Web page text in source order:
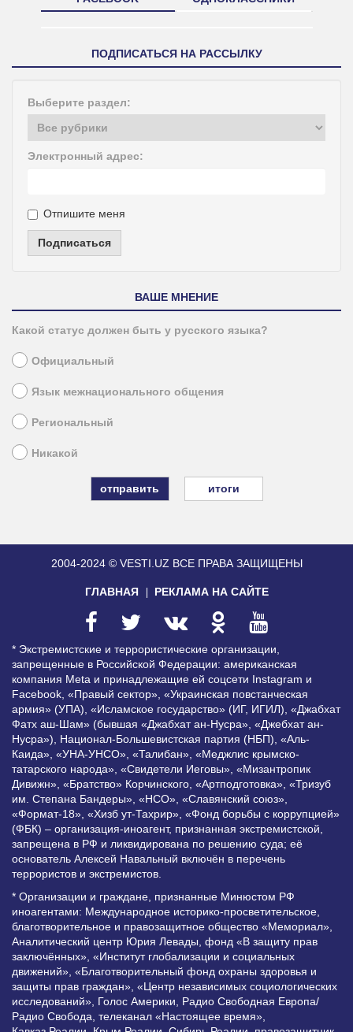
ПОДПИСАТЬСЯ НА РАССЫЛКУ
Выберите раздел:
Электронный адрес:
Отпишите меня
Подписаться
ВАШЕ МНЕНИЕ
Какой статус должен быть у русского языка?
Официальный
Язык межнационального общения
Региональный
Никакой
итоги
2004-2024 © VESTI.UZ ВСЕ ПРАВА ЗАЩИЩЕНЫ
ГЛАВНАЯ РЕКЛАМА НА САЙТЕ
* Экстремистские и террористические организации,
запрещенные в Российской Федерации: американская
компания Meta и принадлежащие ей соцсети Instagram и
Facebook, «Правый сектор», «Украинская повстанческая
армия» (УПА), «Исламское государство» (ИГ, ИГИЛ), «Джабхат
Фатх аш-Шам» (бывшая «Джабхат ан-Нусра», «Джебхат ан-
Нусра»), Национал-Большевистская партия (НБП), «Аль-
Каида», «УНА-УНСО», «Талибан», «Меджлис крымско-
татарского народа», «Свидетели Иеговы», «Мизантропик
Дивижн», «Братство» Корчинского, «Артподготовка», «Тризуб
им. Степана Бандеры», «НСО», «Славянский союз»,
«Формат-18», «Хизб ут-Тахрир», «Фонд борьбы с коррупцией»
(ФБК) – организация-иноагент, признанная экстремистской,
запрещена в РФ и ликвидирована по решению суда; её
основатель Алексей Навальный включён в перечень
террористов и экстремистов.
* Организации и граждане, признанные Минюстом РФ
иноагентами: Международное историко-просветительское,
благотворительное и правозащитное общество «Мемориал»,
Аналитический центр Юрия Левады, фонд «В защиту прав
заключённых», «Институт глобализации и социальных
движений», «Благотворительный фонд охраны здоровья и
защиты прав граждан», «Центр независимых социологических
исследований», Голос Америки, Радио Свободная Европа/
Радио Свобода, телеканал «Настоящее время»,